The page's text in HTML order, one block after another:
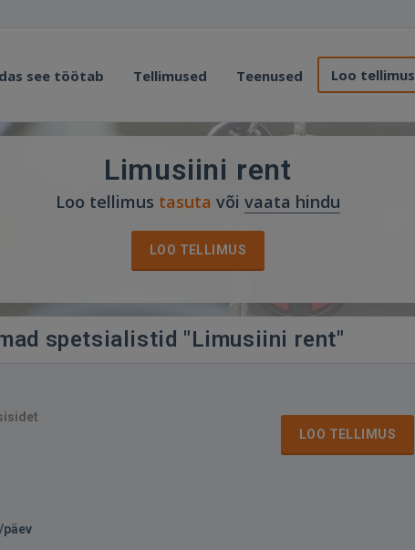
see töötab Tellimused Teenused Loo tellimus
Limusiini rent
Loo tellimus tasuta või vaata hindu
LOO TELLIMUS
spetsialistid "Limusiini rent"
LOO TELLIMUS
päev